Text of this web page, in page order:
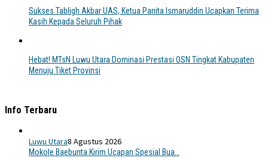
Sukses Tabligh Akbar UAS, Ketua Panita Ismaruddin Ucapkan Terima
Kasih Kepada Seluruh Pihak
Hebat! MTsN Luwu Utara Dominasi Prestasi OSN Tingkat Kabupaten
Menuju Tiket Provinsi
Info Terbaru
Luwu Utara8 Agustus 2026
Mokole Baebunta Kirim Ucapan Spesial Bua…